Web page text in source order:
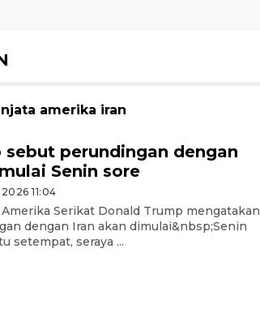
amerika iran
sebut perundingan dengan
Senin sore
11:04
Serikat Donald Trump mengatakan
dengan Iran akan dimulai&nbsp;Senin
setempat, seraya ...